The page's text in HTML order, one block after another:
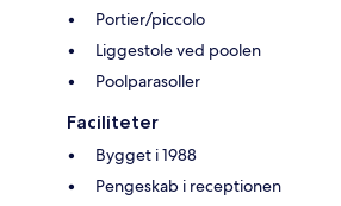
Portier/piccolo
Liggestole ved poolen
Poolparasoller
Faciliteter
Bygget i 1988
Pengeskab i receptionen